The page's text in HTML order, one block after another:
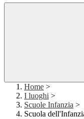
Home >
I luoghi >
Scuole Infanzia >
Scuola